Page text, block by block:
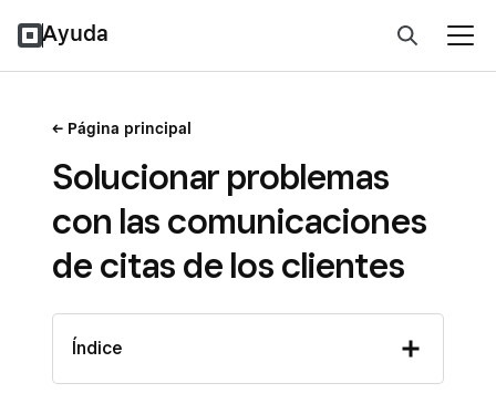
Ayuda
Página principal
Solucionar problemas
con las comunicaciones
de citas de los clientes
Índice